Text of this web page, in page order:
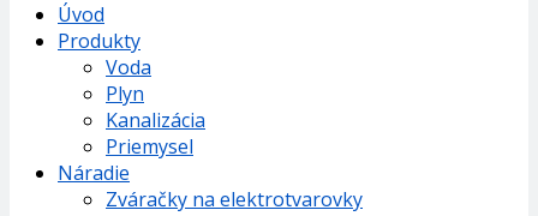
Úvod
Produkty
Voda
Plyn
Kanalizácia
Priemysel
Náradie
Zváračky na elektrotvarovky